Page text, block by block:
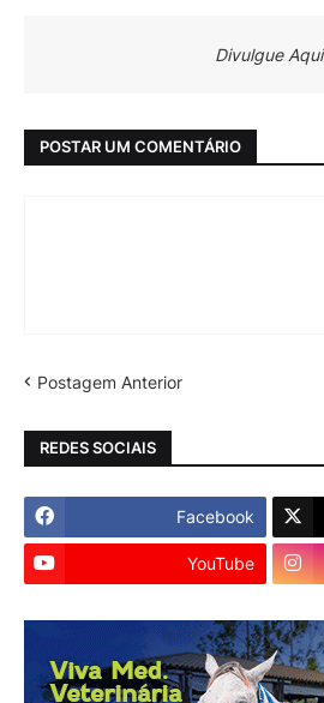
Divulgue Aqui
POSTAR UM COMENTÁRIO
Postagem Anterior
REDES SOCIAIS
Facebook
YouTube